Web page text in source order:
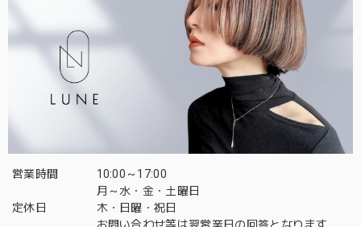
営業時間
10:00～17:00
月～水・金・土曜日
定休日
木・日曜・祝日
お問い合わせ等は翌営業日の回答となります